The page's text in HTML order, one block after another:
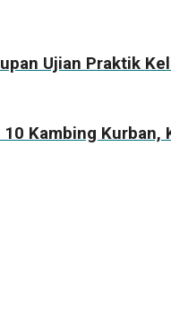
Ujian Praktik
Kambing Kurban,